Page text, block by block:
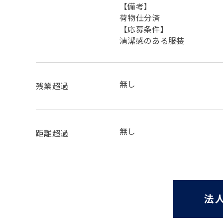
【備考】
荷物仕分済
【応募条件】
清潔感のある服装
残業超過 無し
距離超過 無し
法